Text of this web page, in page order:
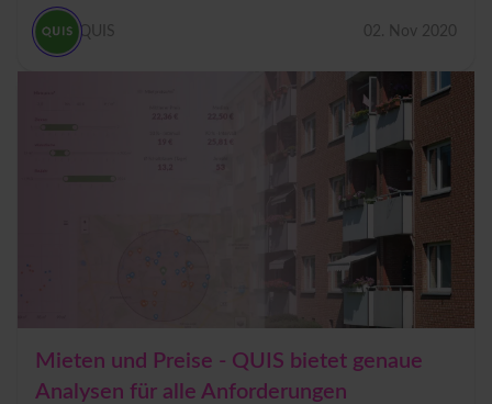
QUIS 02. Nov 2020
Mieten und Preise - QUIS bietet genaue
Analysen für alle Anforderungen